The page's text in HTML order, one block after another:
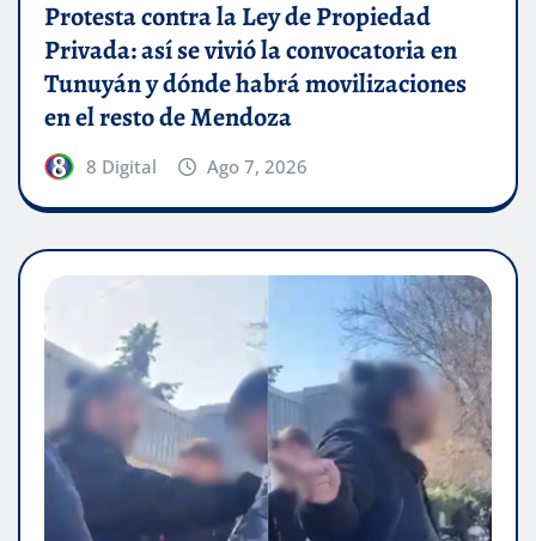
Protesta contra la Ley de Propiedad
Privada: así se vivió la convocatoria en
Tunuyán y dónde habrá movilizaciones
en el resto de Mendoza
8 Digital Ago 7, 2026